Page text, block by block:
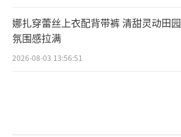
娜扎穿蕾丝上衣配背带裤 清甜灵动田园
氛围感拉满
2026-08-03 13:56:51